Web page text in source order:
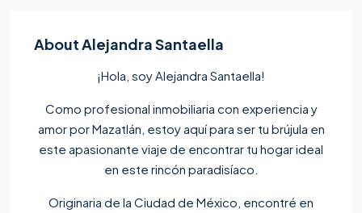
About Alejandra Santaella
¡Hola, soy Alejandra Santaella!
Como profesional inmobiliaria con experiencia y
amor por Mazatlán, estoy aquí para ser tu brújula en
este apasionante viaje de encontrar tu hogar ideal
en este rincón paradisíaco.
Originaria de la Ciudad de México, encontré en